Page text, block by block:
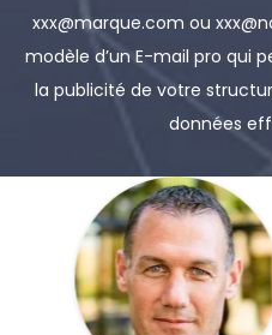
xxx@marque.com ou
modèle d’un E-mail pro qui
la publicité de votre
données